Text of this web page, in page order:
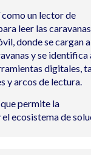
un lector de
leer las caravanas
donde se cargan
y se identifica
digitales,
y arcos de lectura.
permite la
ecosistema de